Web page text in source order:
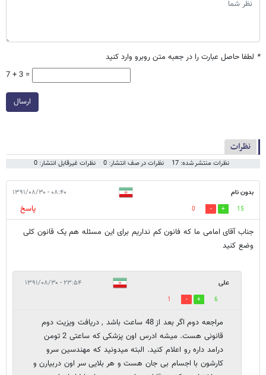
* لطفا حاصل عبارت را در جعبه متن روبرو وارد کنید
7 + 3 =
ارسال
نظرات
نظرات منتشر شده: 17 نظرات در صف انتشار: 0 نظرات غیرقابل انتشار: 0
بدون نام ۰۸:۴۰ - ۱۳۹۱/۰۸/۳۰
15
0
پاسخ
جناب آقای امامی ما که فانون کم نداریم برای این مسئله هم یک قانون کلی
وضع کنید
علی ۲۳:۵۴ - ۱۳۹۱/۰۸/۳۰
6
1
مراجعه دوم اگر بعد از 48 ساعت باشد , دریافت ویزیت دوم
قانونی هست. میشه ادرس اون پزشکی که ساعتی 2 تومن
درامد داره رو اعلام کنید. البته میدونید که مهندسین سرو
کارشون با اجسام بی جان هست و هر بلایی سر اون دربیارن و